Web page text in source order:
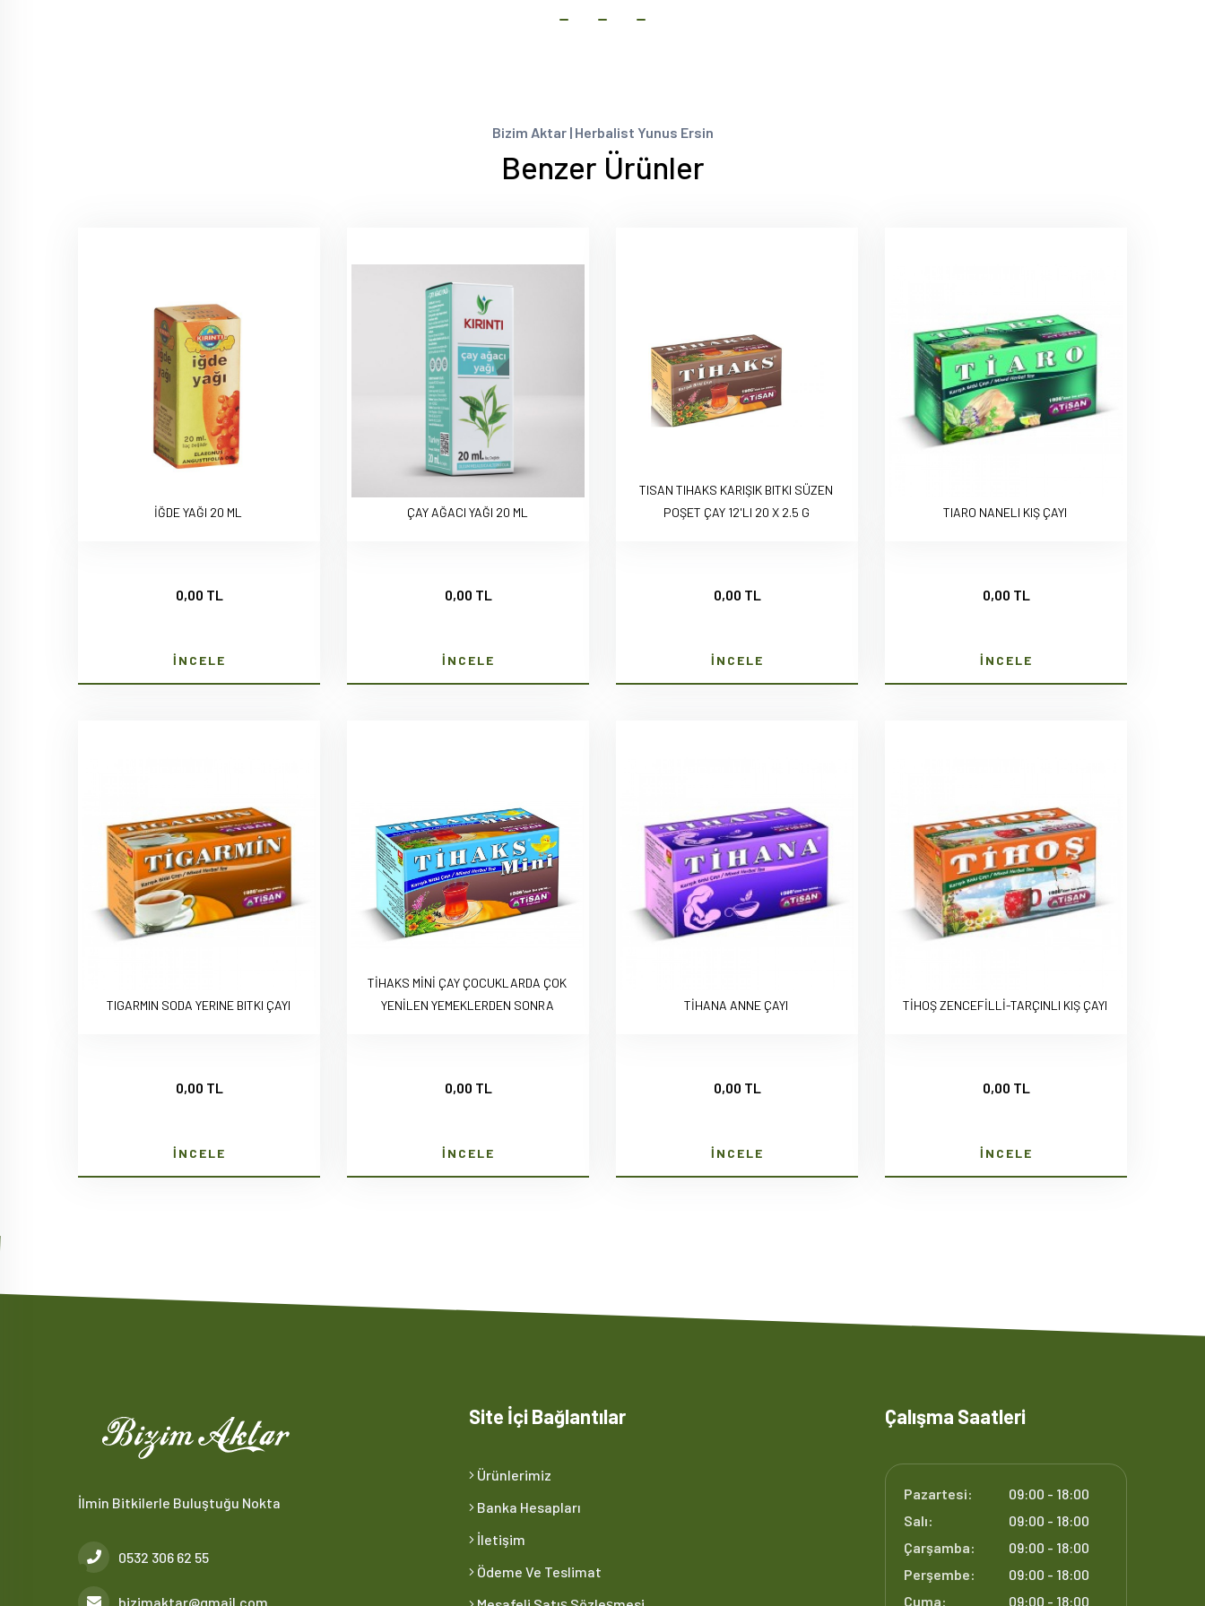
Bizim Aktar | Herbalist Yunus Ersin
Benzer Ürünler
İĞDE YAĞI 20 ML
0,00 TL
İNCELE
ÇAY AĞACI YAĞI 20 ML
0,00 TL
İNCELE
TISAN TIHAKS KARIŞIK BITKI SÜZEN
POŞET ÇAY 12'LI 20 X 2.5 G
0,00 TL
İNCELE
TIARO NANELI KIŞ ÇAYI
0,00 TL
İNCELE
TIGARMIN SODA YERINE BITKI ÇAYI
0,00 TL
İNCELE
TİHAKS MİNİ ÇAY ÇOCUKLARDA ÇOK
YENİLEN YEMEKLERDEN SONRA
0,00 TL
İNCELE
TİHANA ANNE ÇAYI
0,00 TL
İNCELE
TİHOŞ ZENCEFİLLİ-TARÇINLI KIŞ ÇAYI
0,00 TL
İNCELE
İlmin Bitkilerle Buluştuğu Nokta
0532 306 62 55
bizimaktar@gmail.com
Site İçi Bağlantılar
Ürünlerimiz
Banka Hesapları
İletişim
Ödeme Ve Teslimat
Çalışma Saatleri
Pazartesi:
09:00 - 18:00
Salı:
09:00 - 18:00
Çarşamba:
09:00 - 18:00
Perşembe:
09:00 - 18:00
Cuma:
09:00 - 18:00